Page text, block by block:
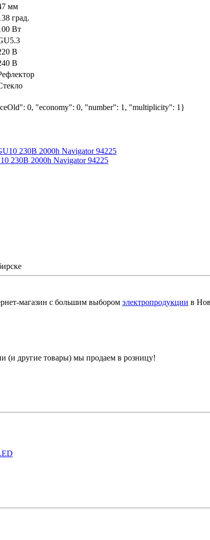
мм
град.
Вт
В
В
0, "economy": 0, "number": 1, "multiplicity": 1}
230В 2000h Navigator 94225
магазин с большим выбором электропродукции в
(и другие товары) мы продаем в розницу!